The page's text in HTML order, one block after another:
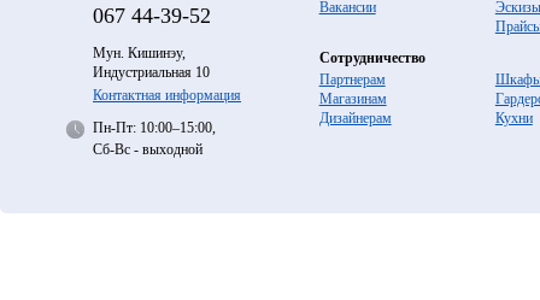
067 44-39-52
Мун. Кишинэу,
Индустриальная 10
Контактная информация
Пн-Пт: 10:00–15:00,
Сб-Вс - выходной
Вакансии
Эскизы
Сотрудничество
Партнерам
Магазинам
Дизайнерам
Кухни